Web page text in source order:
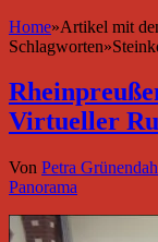
Home»Artikel mit
Schlagworten»
Virtueller
Von Petra
Panorama